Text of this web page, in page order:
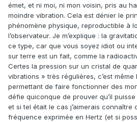
émet, et ni moi, ni mon voisin, pris au
moindre vibration. Cela est dénier le
phénomène physique, reproductible à
l’observateur. Je m’explique : la
ce type, car que vous soyez idiot ou
sur terre est un fait, comme la
Certes la pression sur un cristal de
vibrations » très régulières, c’est
permettant de faire fonctionner des
défie quiconque de prouver qu’il
et si tel était le cas j’aimerais connaître
fréquence exprimée en Hertz (et si